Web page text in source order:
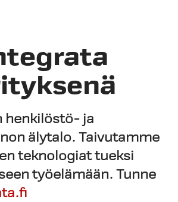
henkilöstö- ja
älytalo. Taivutamme
teknologiat tueksi
työelämään. Tunne